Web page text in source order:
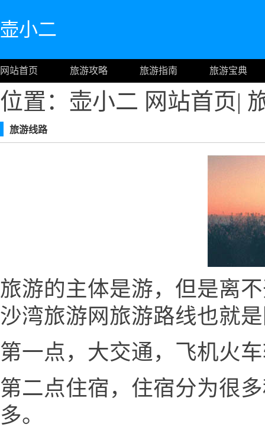
壶小二
网站首页 旅游攻略 旅游指南 旅游宝典
位置：壶小二 网站首页|
旅游线路
旅游的主体是游，但是离
沙湾旅游网旅游路线也就
第一点，大交通，飞机火
第二点住宿，住宿分为很
多。